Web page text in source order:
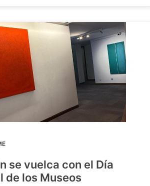
se vuelca con el Día
de los Museos